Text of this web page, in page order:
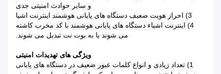
و سایر حوادث امنیتی جدی
3) احراز هویت ضعیف دستگاه های پایانی هوشمند اینترنت اشیا
4) اینترنت اشیاء دستگاه های پایانی هوشمند با کد مخرب کاشته
می شوند یا به بوت نت تبدیل می شوند.
ویژگی های تهدیدات امنیتی
1) تعداد زیادی و انواع کلمات عبور ضعیف در دستگاه های پایانی